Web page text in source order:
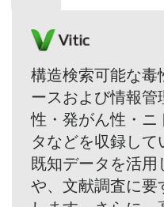
構造検索可能な毒
ースおよび情報管
性・発がん性・ニ
タなどを収録して
既知データを活用
や、文献調査に要